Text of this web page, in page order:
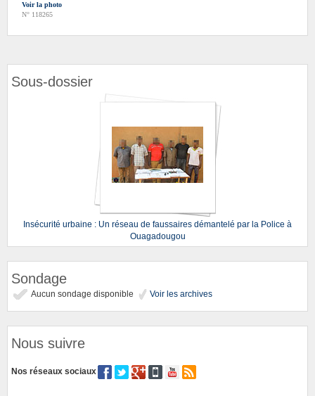
Voir la photo
N° 118265
Sous-dossier
Insécurité urbaine : Un réseau de faussaires démantelé par la Police à
Ouagadougou
Sondage
Aucun sondage disponible Voir les archives
Nous suivre
Nos réseaux sociaux